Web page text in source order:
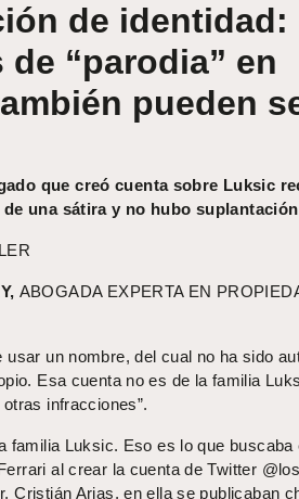
de identidad:
de “parodia” en
pueden
que creó cuenta sobre Luksic
una sátira y no hubo
ABOGADA EXPERTA EN
usar un nombre, del cual no ha sido
Esa cuenta no es de la familia
infracciones”.
familia Luksic. Eso es lo que buscaba
al crear la cuenta de Twitter
Cristián Arias, en ella se publicaban